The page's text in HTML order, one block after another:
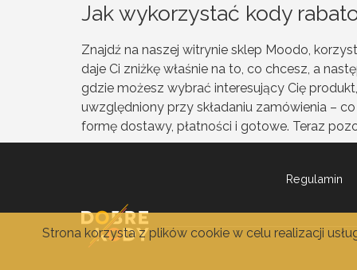
Jak wykorzystać kody
Znajdź na naszej witrynie sklep Moodo,
daje Ci zniżkę właśnie na to, co chcesz, a
gdzie możesz wybrać interesujący Cię
uwzględniony przy składaniu zamówienia –
formę dostawy, płatności i gotowe. Teraz
Regulamin
Strona korzysta z plików cookie w celu realizacji